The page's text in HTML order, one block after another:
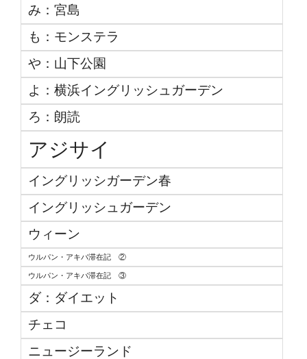
み：宮島
も：モンステラ
や：山下公園
よ：横浜イングリッシュガーデン
ろ：朗読
アジサイ
イングリッシガーデン春
イングリッシュガーデン
ウィーン
ウルパン・アキバ滞在記 ②
ウルパン・アキバ滞在記 ③
ダ：ダイエット
チェコ
ニュージーランド